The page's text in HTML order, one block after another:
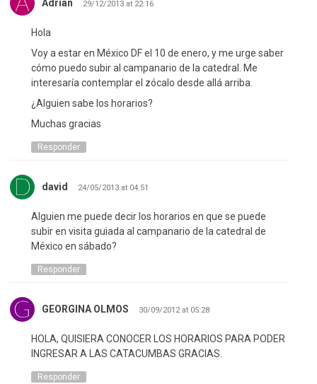
Adrian 29/12/2013 at 22:16
Hola
Voy a estar en México DF el 10 de enero, y me urge saber
cómo puedo subir al campanario de la catedral. Me
interesaría contemplar el zócalo desde allá arriba.
¿Alguien sabe los horarios?
Muchas gracias
Responder
david 24/05/2013 at 04:51
Alguien me puede decir los horarios en que se puede
subir en visita guiada al campanario de la catedral de
México en sábado?
Responder
GEORGINA OLMOS 30/09/2012 at 05:28
HOLA, QUISIERA CONOCER LOS HORARIOS PARA PODER
INGRESAR A LAS CATACUMBAS GRACIAS.
Responder